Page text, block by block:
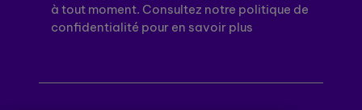
à tout moment. Consultez notre politique de
confidentialité pour en savoir plus